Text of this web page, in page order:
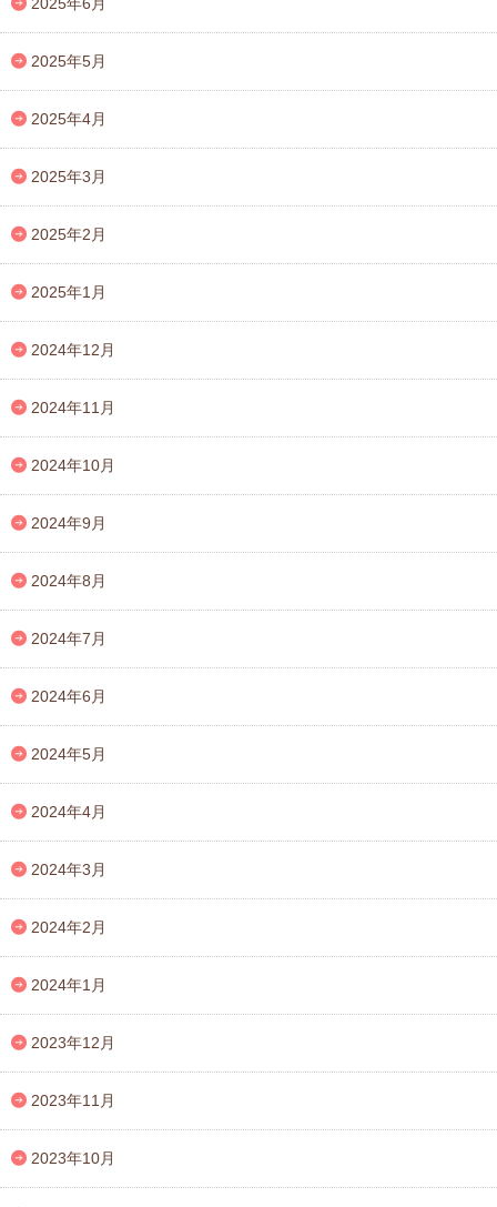
2025年5月
2025年4月
2025年3月
2025年2月
2025年1月
2024年12月
2024年11月
2024年10月
2024年9月
2024年8月
2024年7月
2024年6月
2024年5月
2024年4月
2024年3月
2024年2月
2024年1月
2023年12月
2023年11月
2023年10月